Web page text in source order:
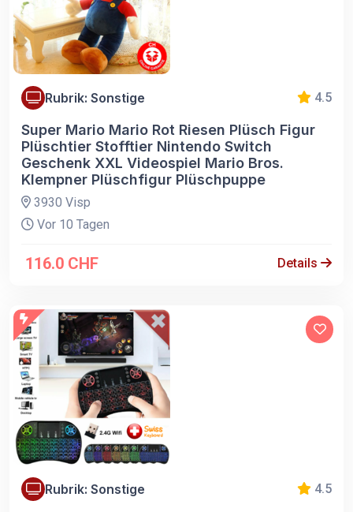
Rubrik: Sonstige 4.5
Super Mario Mario Rot Riesen Plüsch Figur
Plüschtier Stofftier Nintendo Switch
Geschenk XXL Videospiel Mario Bros.
Klempner Plüschfigur Plüschpuppe
3930 Visp
Vor 10 Tagen
116.0 CHF Details
Rubrik: Sonstige 4.5